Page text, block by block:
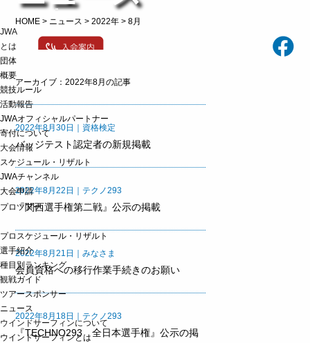
o
g
n
a
i
g
a
i
o
n
JWA
とは
団体
概要
競技ルール
活動報告
JWAオフィシャルパートナー
寄付について
大会情報
スケジュール・リザルト
JWAチャンネル
大会申請
プロツアー
プロスケジュール・リザルト
選手紹介
種目別ランキング
観戦ガイド
ツアースポンサー
ニュース
ウインドサーフィンについて
ウインドサーフィンとは
HOME > ニュース >2022年 >8月
アーカイブ：2022年8月の記事
2022年8月30日｜資格検定
バッジテスト認定者の新規掲載
2022年8月22日｜テクノ293
『関西選手権第二戦』公示の掲載
2022年8月21日｜みなさま
会員資格への移行作業手続きのお願い
2022年8月18日｜テクノ293
『TECHNO293 全日本選手権』公示の掲